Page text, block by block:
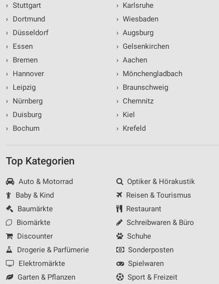
› Stuttgart
›
Dortmund
›
Düsseldorf
›
Essen
›
Bremen
›
Hannover
›
Leipzig
›
Nürnberg
›
Duisburg
›
Bochum
› Karlsruhe
› Wiesbaden
› Augsburg
› Gelsenkirchen
› Aachen
› Mönchengladbach
› Braunschweig
› Chemnitz
› Kiel
› Krefeld
Top Kategorien
Auto & Motorrad
Baby & Kind
Baumärkte
Biomärkte
Discounter
Drogerie & Parfümerie
Elektromärkte
Garten & Pflanzen
Optiker & Hörakustik
Reisen & Tourismus
Restaurant
Schreibwaren & Büro
Schuhe
Sonderposten
Spielwaren
Sport & Freizeit